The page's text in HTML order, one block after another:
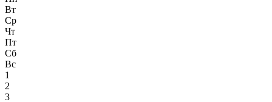
Вт
Ср
Чт
Пт
Сб
Вс
1
2
3